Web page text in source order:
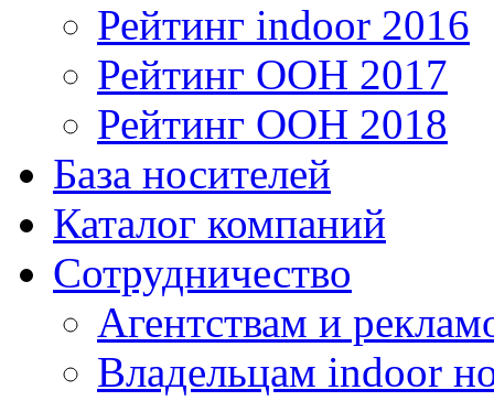
Рейтинг indoor 2016
Рейтинг OOH 2017
Рейтинг OOH 2018
База носителей
Каталог компаний
Сотрудничество
Агентствам и
Владельцам indoor